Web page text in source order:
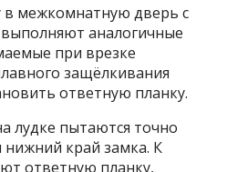
в межкомнатную дверь с
аналогичные
при врезке
защёлкивания
ответную планку.
лудке пытаются точно
нижний край замка. К
ответную планку,